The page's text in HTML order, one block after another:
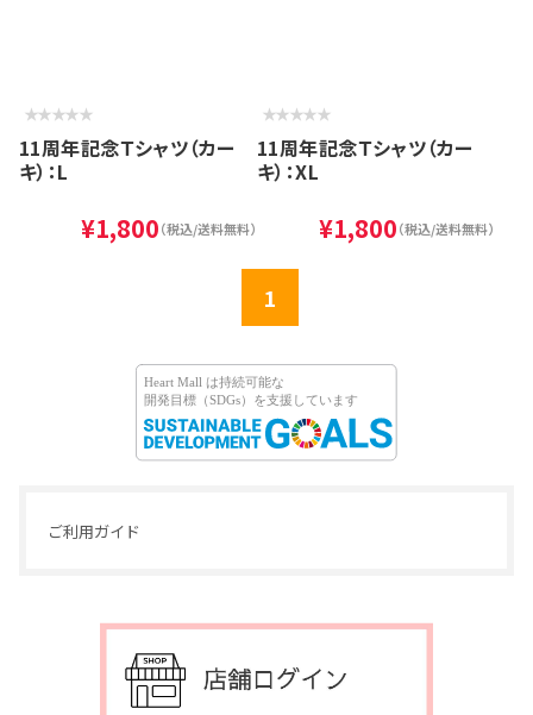
11周年記念Ｔシャツ（カー
キ）：L
¥1,800（税込/送料無料）
11周年記念Ｔシャツ（カー
キ）：XL
¥1,800（税込/送料無料）
1
ご利用ガイド